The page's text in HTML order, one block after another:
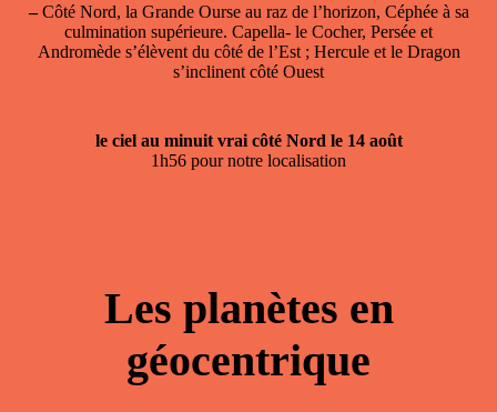
–Côté Nord, la Grande Ourse au raz de l’horizon, Céphée à sa
culmination supérieure. Capella- le Cocher, Persée et
Andromède s’élèvent du côté de l’Est ; Hercule et le Dragon
s’inclinent côté Ouest
le ciel au minuit vrai côté Nord le 14 août
1h56 pour notre localisation
Les planètes en
géocentrique